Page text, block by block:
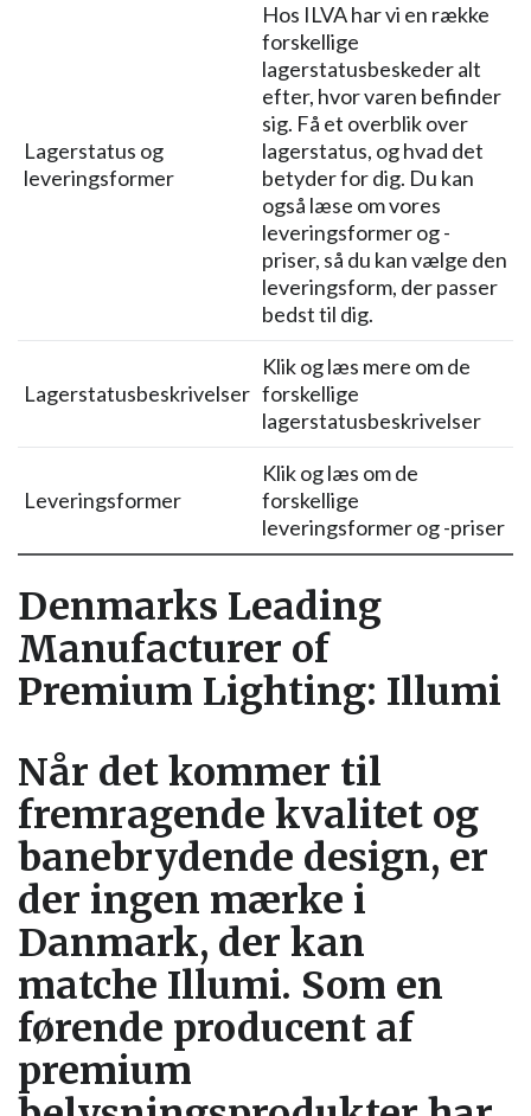
Lagerstatus og
leveringsformer
Hos ILVA har vi en række
forskellige
lagerstatusbeskeder alt
efter, hvor varen befinder
sig. Få et overblik over
lagerstatus, og hvad det
betyder for dig. Du kan
også læse om vores
leveringsformer og -
priser, så du kan vælge den
leveringsform, der passer
bedst til dig.
Lagerstatusbeskrivelser
Klik og læs mere om de
forskellige
lagerstatusbeskrivelser
Leveringsformer
Klik og læs om de
forskellige
leveringsformer og -priser
Denmarks Leading
Manufacturer of
Premium Lighting: Illumi
Når det kommer til
fremragende kvalitet og
banebrydende design, er
der ingen mærke i
Danmark, der kan
matche Illumi. Som en
førende producent af
premium